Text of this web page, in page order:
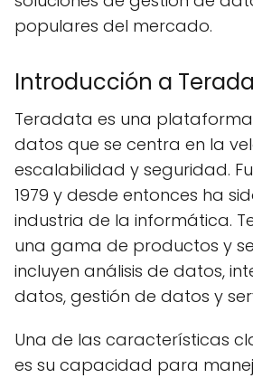
populares del mercado.
Introducción a
Teradata es una
datos que se centra en la
escalabilidad y seguridad.
1979 y desde entonces ha
industria de la informática.
una gama de productos y
incluyen análisis de datos,
datos, gestión de datos y
Una de las características
es su capacidad para